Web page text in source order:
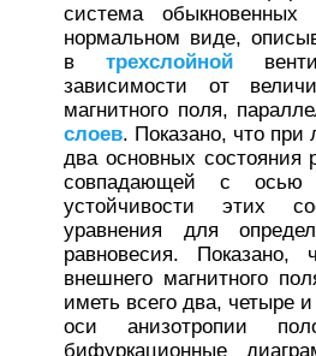
система
нормальном виде,
в трехслойной
зависимости от
магнитного поля,
слоев. Показано, что
два основных состояния
совпадающей с осью
устойчивости этих
уравнения для
равновесия.
внешнего магнитного
иметь всего два, четыре
оси анизотропии
бифуркационные